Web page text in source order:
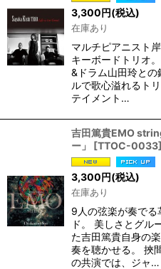
3,300円(税込)
在庫あり
マルチピアニスト
キーボードトリオ
&ドラム山田玲と
ルで歌心溢れるト
テイメント…
吉田篤貴EMO
ー」
[TTOC-0033]
3,300円(税込)
在庫あり
9人の弦楽が奏でる
ド。 美しさとグル
た吉田篤貴自身の
奏を聴かせる。 挾
の共演では、ジャ…